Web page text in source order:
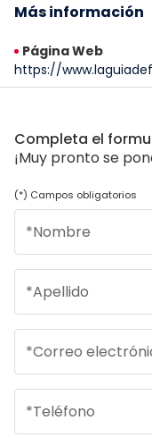
Más información
Página Web
https://
Completa el
¡Muy pronto se
(*) Campos obligatorios